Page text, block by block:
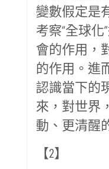
變數假定是
考察“全球
會的作用，
的作用。進
認識當下的
來，對世界
動、更清醒
【2】